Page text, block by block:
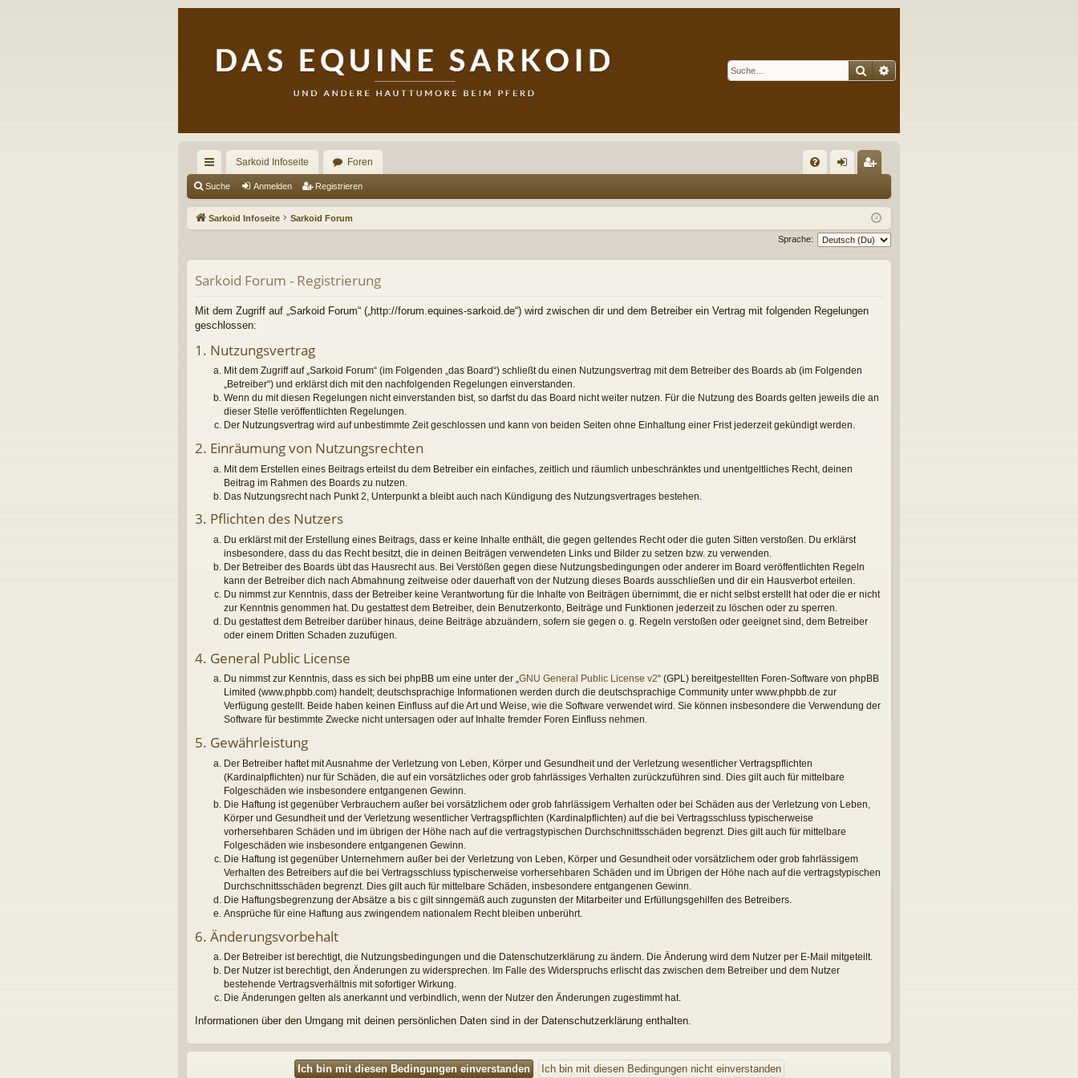
Suche
ch
ne
ug
riff
Sarkoid Infoseite Foren
Q m
el
de
ist
rie
re
Suche Anmelden Registrieren
Sarkoid Infoseite Sarkoid Forum
Sprache:
Sarkoid Forum - Registrierung
Mit dem Zugriff auf „Sarkoid Forum“ („http://forum.equines-sarkoid.de“) wird zwischen dir und dem Betreiber ein Vertrag mit folgenden Regelungen
geschlossen:
1. Nutzungsvertrag
Mit dem Zugriff auf „Sarkoid Forum“ (im Folgenden „das Board“) schließt du einen Nutzungsvertrag mit dem Betreiber des Boards ab (im Folgenden
„Betreiber“) und erklärst dich mit den nachfolgenden Regelungen einverstanden.
Wenn du mit diesen Regelungen nicht einverstanden bist, so darfst du das Board nicht weiter nutzen. Für die Nutzung des Boards gelten jeweils die an
dieser Stelle veröffentlichten Regelungen.
Der Nutzungsvertrag wird auf unbestimmte Zeit geschlossen und kann von beiden Seiten ohne Einhaltung einer Frist jederzeit gekündigt werden.
2. Einräumung von Nutzungsrechten
Mit dem Erstellen eines Beitrags erteilst du dem Betreiber ein einfaches, zeitlich und räumlich unbeschränktes und unentgeltliches Recht, deinen
Beitrag im Rahmen des Boards zu nutzen.
Das Nutzungsrecht nach Punkt 2, Unterpunkt a bleibt auch nach Kündigung des Nutzungsvertrages bestehen.
3. Pflichten des Nutzers
Du erklärst mit der Erstellung eines Beitrags, dass er keine Inhalte enthält, die gegen geltendes Recht oder die guten Sitten verstoßen. Du erklärst
insbesondere, dass du das Recht besitzt, die in deinen Beiträgen verwendeten Links und Bilder zu setzen bzw. zu verwenden.
Der Betreiber des Boards übt das Hausrecht aus. Bei Verstößen gegen diese Nutzungsbedingungen oder anderer im Board veröffentlichten Regeln
kann der Betreiber dich nach Abmahnung zeitweise oder dauerhaft von der Nutzung dieses Boards ausschließen und dir ein Hausverbot erteilen.
Du nimmst zur Kenntnis, dass der Betreiber keine Verantwortung für die Inhalte von Beiträgen übernimmt, die er nicht selbst erstellt hat oder die er nicht
zur Kenntnis genommen hat. Du gestattest dem Betreiber, dein Benutzerkonto, Beiträge und Funktionen jederzeit zu löschen oder zu sperren.
Du gestattest dem Betreiber darüber hinaus, deine Beiträge abzuändern, sofern sie gegen o. g. Regeln verstoßen oder geeignet sind, dem Betreiber
oder einem Dritten Schaden zuzufügen.
4. General Public License
Du nimmst zur Kenntnis, dass es sich bei phpBB um eine unter der „GNU General Public License v2“ (GPL) bereitgestellten Foren-Software von phpBB
Limited (www.phpbb.com) handelt; deutschsprachige Informationen werden durch die deutschsprachige Community unter www.phpbb.de zur
Verfügung gestellt. Beide haben keinen Einfluss auf die Art und Weise, wie die Software verwendet wird. Sie können insbesondere die Verwendung der
Software für bestimmte Zwecke nicht untersagen oder auf Inhalte fremder Foren Einfluss nehmen.
5. Gewährleistung
Der Betreiber haftet mit Ausnahme der Verletzung von Leben, Körper und Gesundheit und der Verletzung wesentlicher Vertragspflichten
(Kardinalpflichten) nur für Schäden, die auf ein vorsätzliches oder grob fahrlässiges Verhalten zurückzuführen sind. Dies gilt auch für mittelbare
Folgeschäden wie insbesondere entgangenen Gewinn.
Die Haftung ist gegenüber Verbrauchern außer bei vorsätzlichem oder grob fahrlässigem Verhalten oder bei Schäden aus der Verletzung von Leben,
Körper und Gesundheit und der Verletzung wesentlicher Vertragspflichten (Kardinalpflichten) auf die bei Vertragsschluss typischerweise
vorhersehbaren Schäden und im übrigen der Höhe nach auf die vertragstypischen Durchschnittsschäden begrenzt. Dies gilt auch für mittelbare
Folgeschäden wie insbesondere entgangenen Gewinn.
Die Haftung ist gegenüber Unternehmern außer bei der Verletzung von Leben, Körper und Gesundheit oder vorsätzlichem oder grob fahrlässigem
Verhalten des Betreibers auf die bei Vertragsschluss typischerweise vorhersehbaren Schäden und im Übrigen der Höhe nach auf die vertragstypischen
Durchschnittsschäden begrenzt. Dies gilt auch für mittelbare Schäden, insbesondere entgangenen Gewinn.
Die Haftungsbegrenzung der Absätze a bis c gilt sinngemäß auch zugunsten der Mitarbeiter und Erfüllungsgehilfen des Betreibers.
Ansprüche für eine Haftung aus zwingendem nationalem Recht bleiben unberührt.
6. Änderungsvorbehalt
Der Betreiber ist berechtigt, die Nutzungsbedingungen und die Datenschutzerklärung zu ändern. Die Änderung wird dem Nutzer per E-Mail mitgeteilt.
Der Nutzer ist berechtigt, den Änderungen zu widersprechen. Im Falle des Widerspruchs erlischt das zwischen dem Betreiber und dem Nutzer
bestehende Vertragsverhältnis mit sofortiger Wirkung.
Die Änderungen gelten als anerkannt und verbindlich, wenn der Nutzer den Änderungen zugestimmt hat.
Informationen über den Umgang mit deinen persönlichen Daten sind in der Datenschutzerklärung enthalten.